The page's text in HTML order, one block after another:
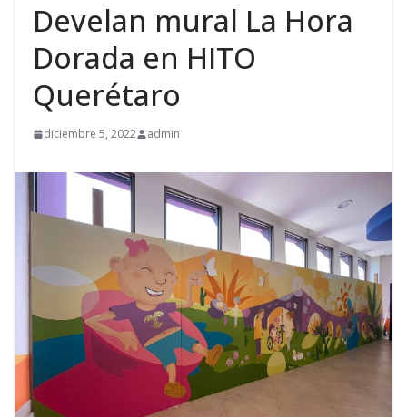
Develan mural La Hora
Dorada en HITO
Querétaro
diciembre 5, 2022 admin